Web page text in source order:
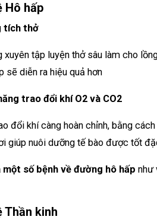
Hô hấp
tích thở
tập luyện thở sâu làm cho
sẽ diễn ra hiệu quả hơn
trao đổi khí O2 và CO2
đổi khí càng hoàn chỉnh, bằng
giúp nuôi dưỡng tế bào được tốt
một số bệnh về đường hô hấp như
Thần kinh